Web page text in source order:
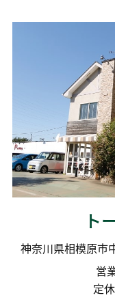
ト
神奈川県相模原市
営
定